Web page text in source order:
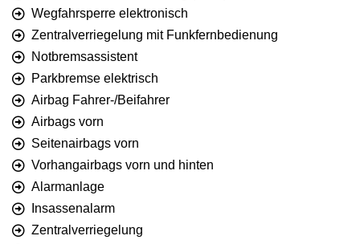
Wegfahrsperre elektronisch
Zentralverriegelung mit Funkfernbedienung
Notbremsassistent
Parkbremse elektrisch
Airbag Fahrer-/Beifahrer
Airbags vorn
Seitenairbags vorn
Vorhangairbags vorn und hinten
Alarmanlage
Insassenalarm
Zentralverriegelung